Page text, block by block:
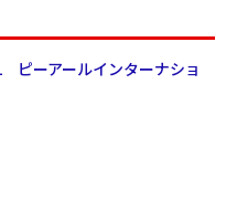
ピーアールインターナショ